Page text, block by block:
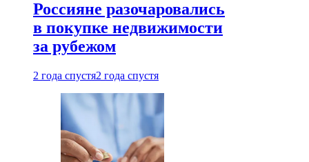
Россияне разочаровались
в покупке недвижимости
за рубежом
2 года спустя2 года спустя